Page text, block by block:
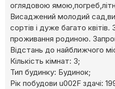
оглядовою
Висаджений молодий
сортів і дуже багато
проживання родиною.
Відстань до найближчого
Кількість кімнат: 3;
Тип будинку: Будинок;
Рік побудови u002F здачі: